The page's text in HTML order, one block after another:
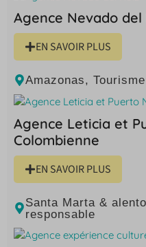
Agence Nevado del
EN SAVOIR PLUS
Amazonas,
Agence Leticia et
Colombienne
EN SAVOIR PLUS
Santa Marta &
responsable